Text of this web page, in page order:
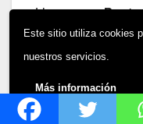
Este sitio utiliza cookies
nuestros servicios.
Más información
Llegamos a
fiestas,
Tras Pontevedra